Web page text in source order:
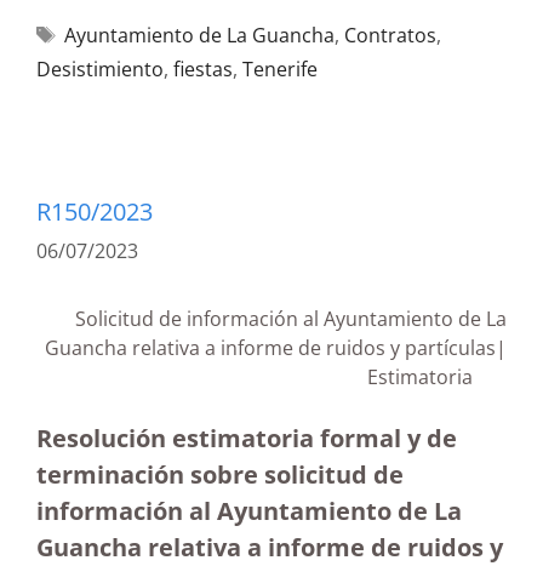
Ayuntamiento de La Guancha, Contratos,
Desistimiento, fiestas, Tenerife
R150/2023
06/07/2023
Solicitud de información al Ayuntamiento de La
Guancha relativa a informe de ruidos y partículas|
Estimatoria
Resolución estimatoria formal y de
terminación sobre solicitud de
información al Ayuntamiento de La
Guancha relativa a informe de ruidos y